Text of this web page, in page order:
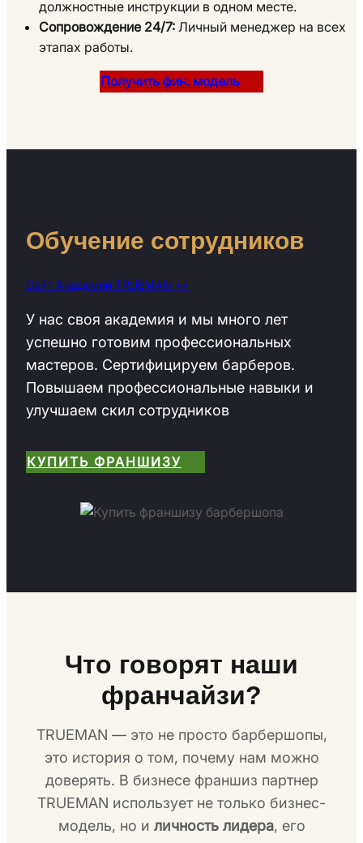
должностные инструкции в одном месте.
Сопровождение 24/7: Личный менеджер на всех
этапах работы.
Получить фин. модель
Обучение сотрудников
Сайт Академии TRUEMAN >>
У нас своя академия и мы много лет
успешно готовим профессиональных
мастеров. Сертифицируем барберов.
Повышаем профессиональные навыки и
улучшаем скил сотрудников
КУПИТЬ ФРАНШИЗУ
Что говорят наши
франчайзи?
TRUEMAN — это не просто барбершопы,
это история о том, почему нам можно
доверять. В бизнесе франшиз партнер
TRUEMAN использует не только бизнес-
модель, но и личность лидера, его